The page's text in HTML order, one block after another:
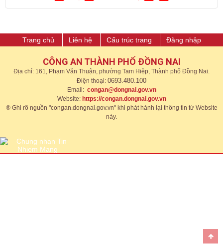
Trang chủ Liên hệ Cấu trúc trang Đăng nhập
CÔNG AN THÀNH PHỐ ĐỒNG NAI
Địa chỉ: 161, Phạm Văn Thuận, phường Tam Hiệp, Thành phố Đồng Nai.
Điện thoại: 0693.480.100
Email: congan@dongnai.gov.vn
Website: https://congan.dongnai.gov.vn​
® Ghi rõ nguồn "congan.dongnai.gov.vn" khi phát hành lại thông tin từ Website
này.​​